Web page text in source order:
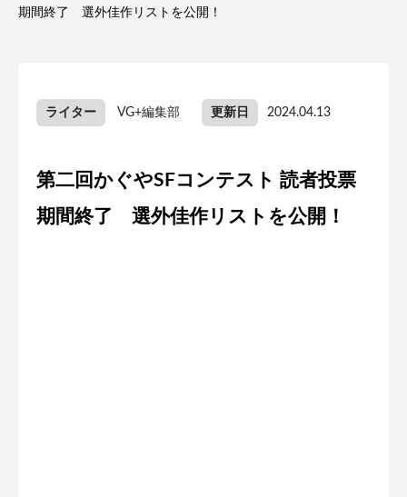
期間終了 選外佳作リストを公開！
ライター VG+編集部 更新日 2024.04.13
第二回かぐやSFコンテスト 読者投票
期間終了 選外佳作リストを公開！